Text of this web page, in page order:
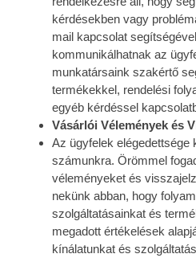
kérdésekben vagy
mail kapcsolat
kommunikálhatnak az
munkatársaink szakértő
termékekkel, rendelési
egyéb kérdéssel
Vásárlói Vélemények és
Az ügyfelek elégedettsége
számunkra. Örömmel
véleményeket és
nekünk abban, hogy
szolgáltatásainkat és
megadott értékelések
kínálatunkat és